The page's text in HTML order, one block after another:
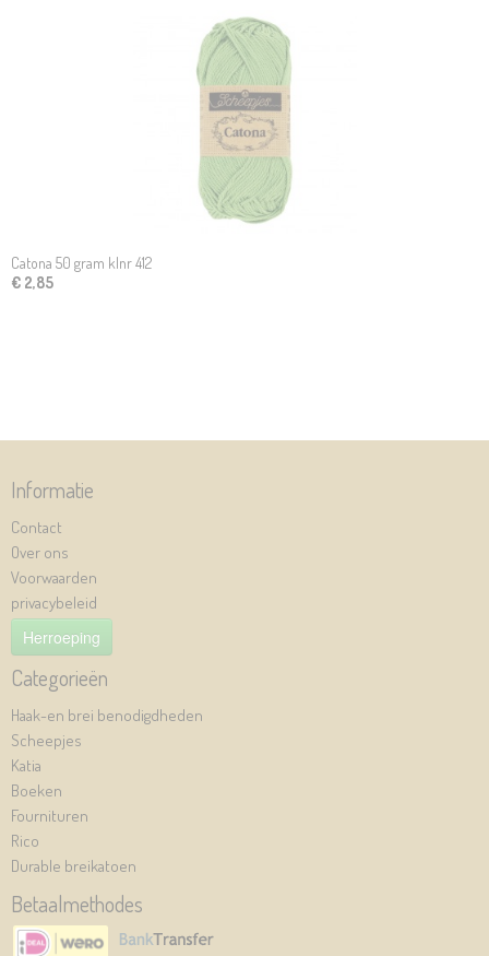
Catona 50 gram klnr 412
€ 2,85
Informatie
Contact
Over ons
Voorwaarden
privacybeleid
Herroeping
Categorieën
Haak-en brei benodigdheden
Scheepjes
Katia
Boeken
Fournituren
Rico
Durable breikatoen
Betaalmethodes